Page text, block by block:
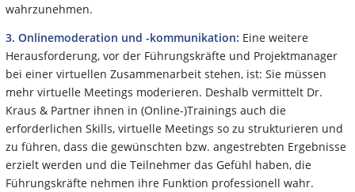
wahrzunehmen.
3. Onlinemoderation und -kommunikation: Eine weitere
Herausforderung, vor der Führungskräfte und Projektmanager
bei einer virtuellen Zusammenarbeit stehen, ist: Sie müssen
mehr virtuelle Meetings moderieren. Deshalb vermittelt Dr.
Kraus & Partner ihnen in (Online-)Trainings auch die
erforderlichen Skills, virtuelle Meetings so zu strukturieren und
zu führen, dass die gewünschten bzw. angestrebten Ergebnisse
erzielt werden und die Teilnehmer das Gefühl haben, die
Führungskräfte nehmen ihre Funktion professionell wahr.